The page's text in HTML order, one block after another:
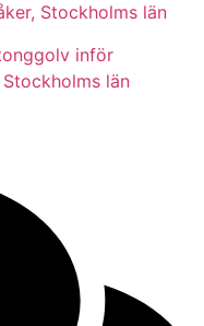
Stockholms län
inför
län